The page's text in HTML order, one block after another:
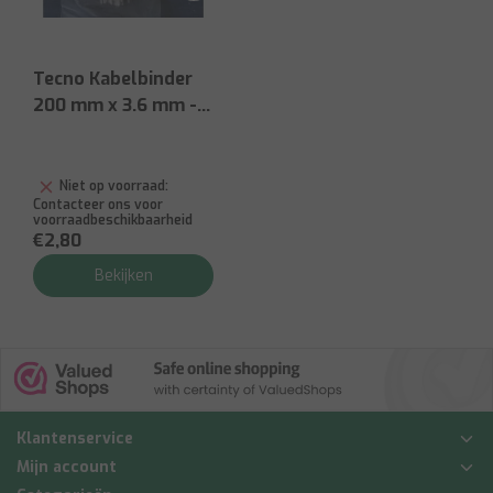
Tecno Kabelbinder
200 mm x 3.6 mm -
Niet op voorraad:
Contacteer ons voor
voorraadbeschikbaarheid
€2,80
Bekijken
Klantenservice
Mijn account